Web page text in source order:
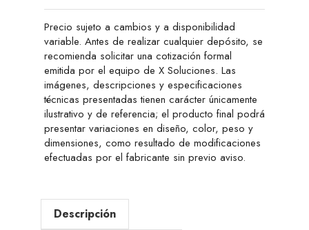
Precio sujeto a cambios y a disponibilidad
variable. Antes de realizar cualquier depósito, se
recomienda solicitar una cotización formal
emitida por el equipo de X Soluciones. Las
imágenes, descripciones y especificaciones
técnicas presentadas tienen carácter únicamente
ilustrativo y de referencia; el producto final podrá
presentar variaciones en diseño, color, peso y
dimensiones, como resultado de modificaciones
efectuadas por el fabricante sin previo aviso.
Descripción